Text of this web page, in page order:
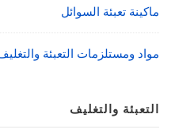
ماكينة تعبئة السوائل
مواد ومستلزمات التعبئة
التعبئة والتغليف